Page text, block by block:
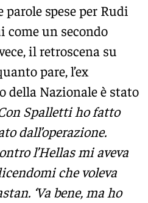
spese per Rudi
come un secondo
il retroscena su
pare, l’ex
della Nazionale è stato
Spalletti ho fatto
dall’operazione.
l’Hellas mi aveva
che voleva
‘Va bene, ma ho